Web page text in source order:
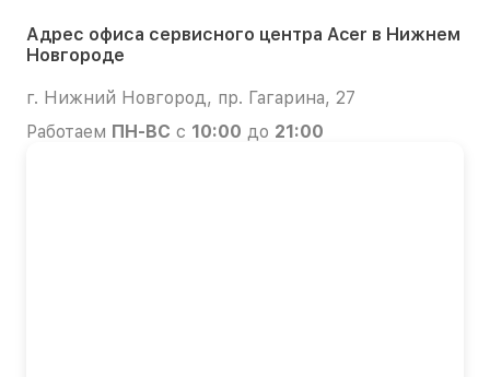
Адрес офиса сервисного центра Acer в Нижнем
Новгороде
г. Нижний Новгород, пр. Гагарина, 27
Работаем ПН-ВС с 10:00 до 21:00